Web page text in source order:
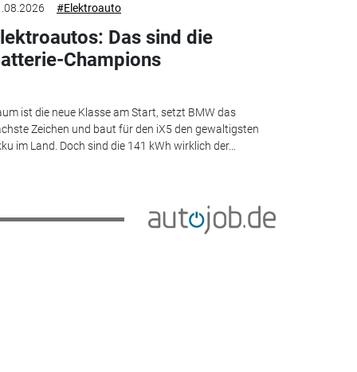
#Elektroauto
Das sind die
Champions
ist die neue Klasse am Start, setzt BMW das
Zeichen und baut für den iX5 den gewaltigsten
im Land. Doch sind die 141 kWh wirklich der...